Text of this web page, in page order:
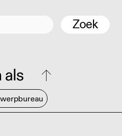
Zoek